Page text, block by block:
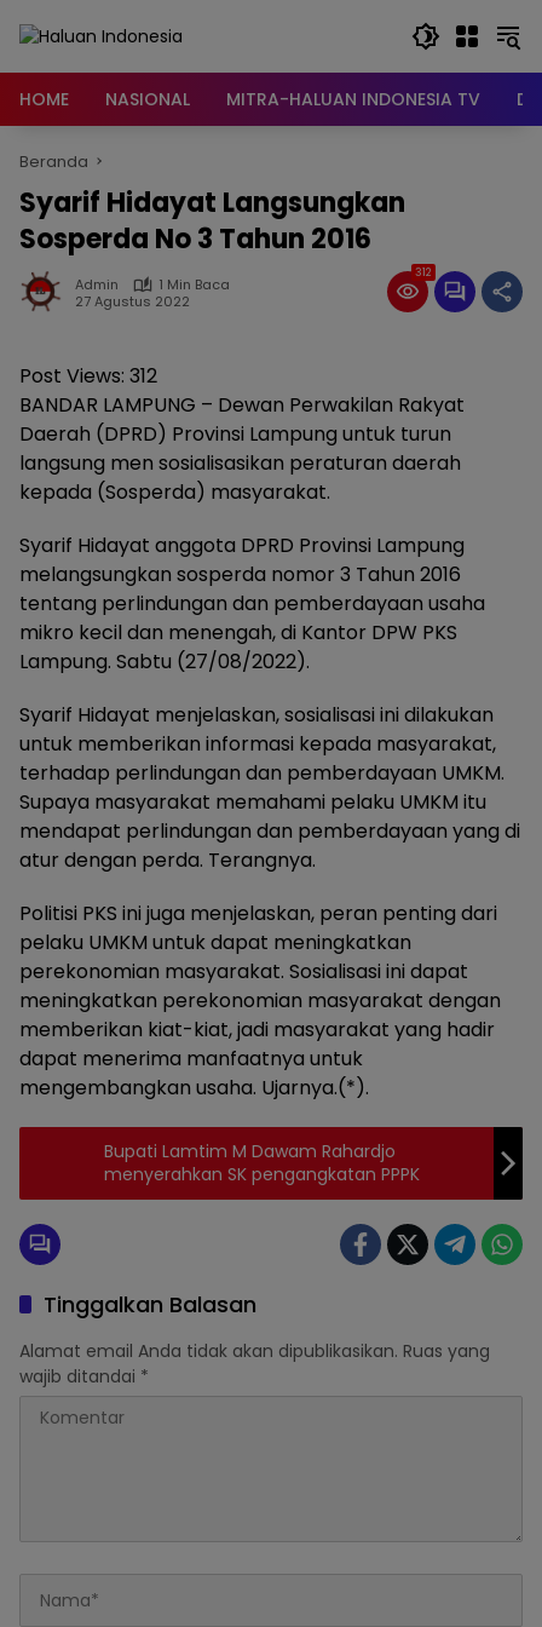
HOME
NASIONAL MITRA-HALUAN INDONESIA TV
Beranda
Syarif Hidayat Langsungkan
Sosperda No 3 Tahun 2016
Admin
1 Min Baca
27 Agustus 2022
312
Post Views: 312
BANDAR LAMPUNG – Dewan Perwakilan Rakyat
Daerah (DPRD) Provinsi Lampung untuk turun
langsung men sosialisasikan peraturan daerah
kepada (Sosperda) masyarakat.
Syarif Hidayat anggota DPRD Provinsi Lampung
melangsungkan sosperda nomor 3 Tahun 2016
tentang perlindungan dan pemberdayaan usaha
mikro kecil dan menengah, di Kantor DPW PKS
Lampung. Sabtu (27/08/2022).
Syarif Hidayat menjelaskan, sosialisasi ini dilakukan
untuk memberikan informasi kepada masyarakat,
terhadap perlindungan dan pemberdayaan UMKM.
Supaya masyarakat memahami pelaku UMKM itu
mendapat perlindungan dan pemberdayaan yang di
atur dengan perda. Terangnya.
Politisi PKS ini juga menjelaskan, peran penting dari
pelaku UMKM untuk dapat meningkatkan
perekonomian masyarakat. Sosialisasi ini dapat
meningkatkan perekonomian masyarakat dengan
memberikan kiat-kiat, jadi masyarakat yang hadir
dapat menerima manfaatnya untuk
mengembangkan usaha. Ujarnya.(*).
Bupati Lamtim M Dawam Rahardjo
menyerahkan SK pengangkatan PPPK
Tinggalkan Balasan
Alamat email Anda tidak akan dipublikasikan. Ruas yang
wajib ditandai *